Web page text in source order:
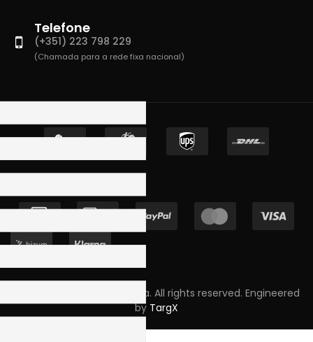
Telefone
(+351) 223 798 229
(Chamada para a rede fixa nacional)
Copyright © 2023 Skpro, Lda. All rights reserved. Engineered
by TargX